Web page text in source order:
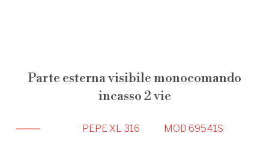
Parte esterna visibile monocomando
incasso 2 vie
PEPE XL 316 MOD 69541S